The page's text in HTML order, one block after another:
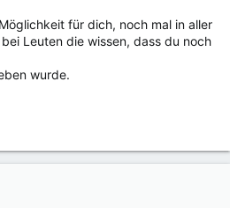
für dich, noch mal in aller
Leuten die wissen, dass du noch
wurde.